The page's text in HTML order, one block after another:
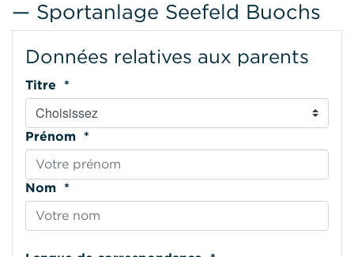
— Sportanlage Seefeld Buochs
Données relatives aux parents
Titre *
Prénom *
Nom *